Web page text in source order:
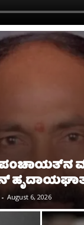
ಪಂಚಾಯತ್‌ನ
- August 6, 2026